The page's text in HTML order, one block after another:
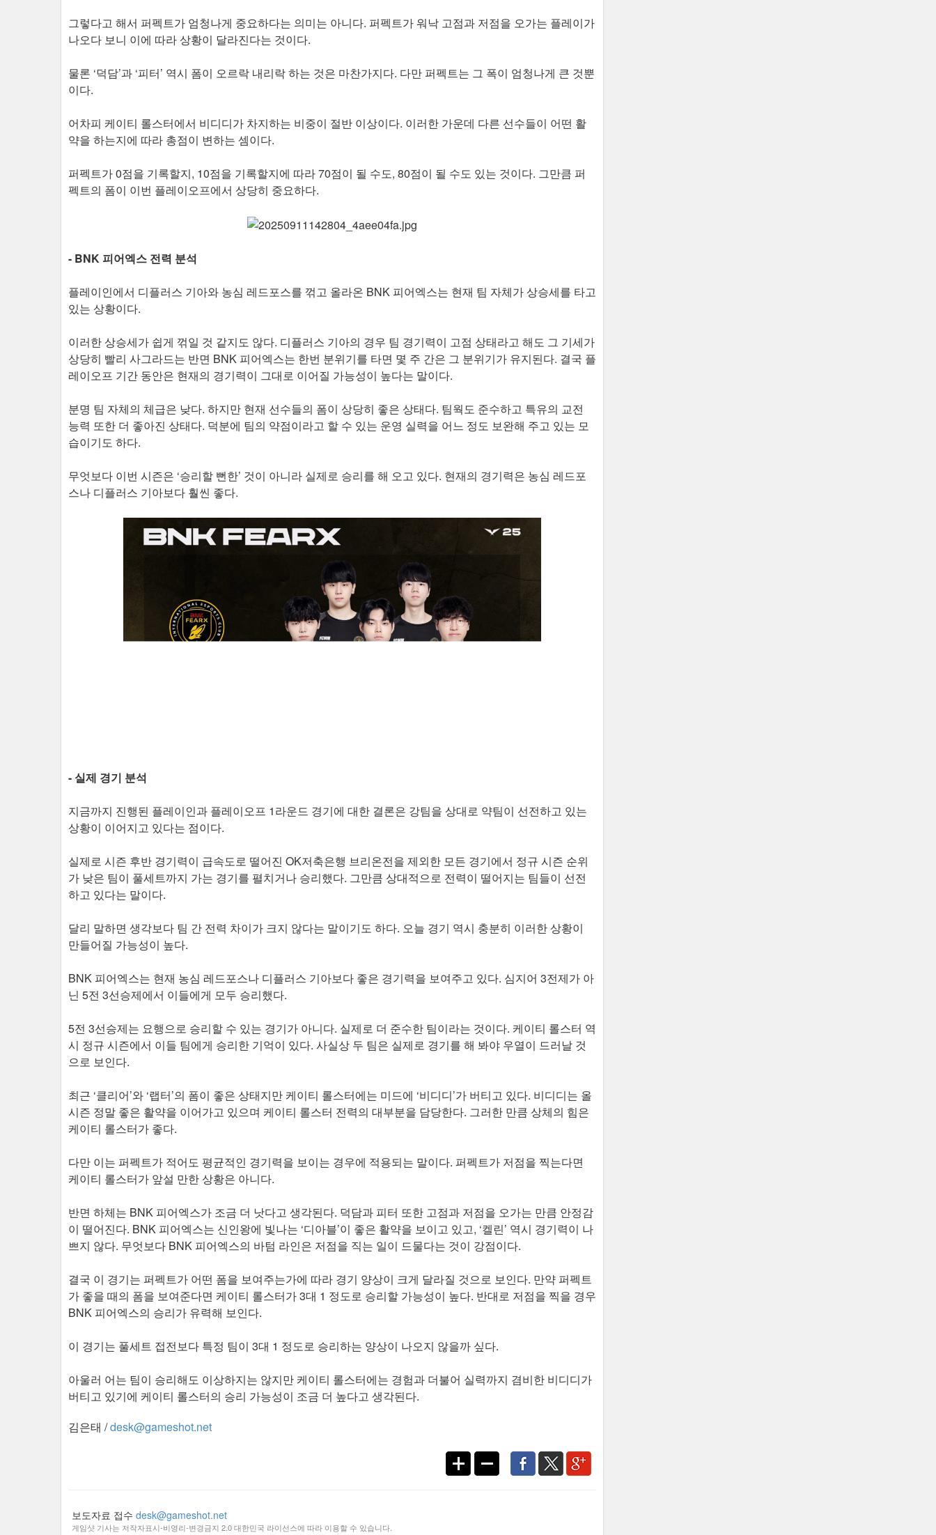
그렇다고 해서 퍼펙트가 엄청나게 중요하다는 의미는 아니다. 퍼펙트가 워낙 고점과 저점을 오가는 플레이가
나오다 보니 이에 따라 상황이 달라진다는 것이다.
물론 ‘덕담’과 ‘피터’ 역시 폼이 오르락 내리락 하는 것은 마찬가지다. 다만 퍼펙트는 그 폭이 엄청나게 큰 것뿐
이다.
어차피 케이티 롤스터에서 비디디가 차지하는 비중이 절반 이상이다. 이러한 가운데 다른 선수들이 어떤 활
약을 하는지에 따라 총점이 변하는 셈이다.
퍼펙트가 0점을 기록할지, 10점을 기록할지에 따라 70점이 될 수도, 80점이 될 수도 있는 것이다. 그만큼 퍼
펙트의 폼이 이번 플레이오프에서 상당히 중요하다.
- BNK 피어엑스 전력 분석
플레이인에서 디플러스 기아와 농심 레드포스를 꺾고 올라온 BNK 피어엑스는 현재 팀 자체가 상승세를 타고
있는 상황이다.
이러한 상승세가 쉽게 꺾일 것 같지도 않다. 디플러스 기아의 경우 팀 경기력이 고점 상태라고 해도 그 기세가
상당히 빨리 사그라드는 반면 BNK 피어엑스는 한번 분위기를 타면 몇 주 간은 그 분위기가 유지된다. 결국 플
레이오프 기간 동안은 현재의 경기력이 그대로 이어질 가능성이 높다는 말이다.
분명 팀 자체의 체급은 낮다. 하지만 현재 선수들의 폼이 상당히 좋은 상태다. 팀웍도 준수하고 특유의 교전
능력 또한 더 좋아진 상태다. 덕분에 팀의 약점이라고 할 수 있는 운영 실력을 어느 정도 보완해 주고 있는 모
습이기도 하다.
무엇보다 이번 시즌은 ‘승리할 뻔한’ 것이 아니라 실제로 승리를 해 오고 있다. 현재의 경기력은 농심 레드포
스나 디플러스 기아보다 훨씬 좋다.
- 실제 경기 분석
지금까지 진행된 플레이인과 플레이오프 1라운드 경기에 대한 결론은 강팀을 상대로 약팀이 선전하고 있는
상황이 이어지고 있다는 점이다.
실제로 시즌 후반 경기력이 급속도로 떨어진 OK저축은행 브리온전을 제외한 모든 경기에서 정규 시즌 순위
가 낮은 팀이 풀세트까지 가는 경기를 펼치거나 승리했다. 그만큼 상대적으로 전력이 떨어지는 팀들이 선전
하고 있다는 말이다.
달리 말하면 생각보다 팀 간 전력 차이가 크지 않다는 말이기도 하다. 오늘 경기 역시 충분히 이러한 상황이
만들어질 가능성이 높다.
BNK 피어엑스는 현재 농심 레드포스나 디플러스 기아보다 좋은 경기력을 보여주고 있다. 심지어 3전제가 아
닌 5전 3선승제에서 이들에게 모두 승리했다.
5전 3선승제는 요행으로 승리할 수 있는 경기가 아니다. 실제로 더 준수한 팀이라는 것이다. 케이티 롤스터 역
시 정규 시즌에서 이들 팀에게 승리한 기억이 있다. 사실상 두 팀은 실제로 경기를 해 봐야 우열이 드러날 것
으로 보인다.
최근 ‘클리어’와 ‘랩터’의 폼이 좋은 상태지만 케이티 롤스터에는 미드에 ‘비디디’가 버티고 있다. 비디디는 올
시즌 정말 좋은 활약을 이어가고 있으며 케이티 롤스터 전력의 대부분을 담당한다. 그러한 만큼 상체의 힘은
케이티 롤스터가 좋다.
다만 이는 퍼펙트가 적어도 평균적인 경기력을 보이는 경우에 적용되는 말이다. 퍼펙트가 저점을 찍는다면
케이티 롤스터가 앞설 만한 상황은 아니다.
반면 하체는 BNK 피어엑스가 조금 더 낫다고 생각된다. 덕담과 피터 또한 고점과 저점을 오가는 만큼 안정감
이 떨어진다. BNK 피어엑스는 신인왕에 빛나는 ‘디아블’이 좋은 활약을 보이고 있고, ‘켈린’ 역시 경기력이 나
쁘지 않다. 무엇보다 BNK 피어엑스의 바텀 라인은 저점을 직는 일이 드물다는 것이 강점이다.
결국 이 경기는 퍼펙트가 어떤 폼을 보여주는가에 따라 경기 양상이 크게 달라질 것으로 보인다. 만약 퍼펙트
가 좋을 때의 폼을 보여준다면 케이티 롤스터가 3대 1 정도로 승리할 가능성이 높다. 반대로 저점을 찍을 경우
BNK 피어엑스의 승리가 유력해 보인다.
이 경기는 풀세트 접전보다 특정 팀이 3대 1 정도로 승리하는 양상이 나오지 않을까 싶다.
아울러 어는 팀이 승리해도 이상하지는 않지만 케이티 롤스터에는 경험과 더불어 실력까지 겸비한 비디디가
버티고 있기에 케이티 롤스터의 승리 가능성이 조금 더 높다고 생각된다.
김은태 /desk@gameshot.net
보도자료 접수 desk@gameshot.net
게임샷 기사는 저작자표시-비영리-변경금지 2.0 대한민국 라이선스에 따라 이용할 수 있습니다.